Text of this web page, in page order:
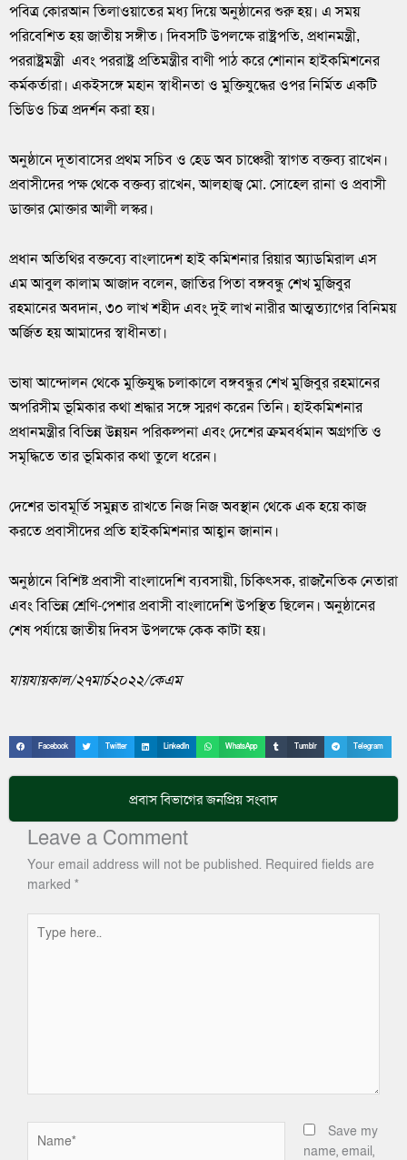
পবিত্র কোরআন তিলাওয়াতের মধ্য দিয়ে অনুষ্ঠানের শুরু হয়। এ সময়
পরিবেশিত হয় জাতীয় সঙ্গীত। দিবসটি উপলক্ষে রাষ্ট্রপতি, প্রধানমন্ত্রী,
পররাষ্ট্রমন্ত্রী এবং পররাষ্ট্র প্রতিমন্ত্রীর বাণী পাঠ করে শোনান হাইকমিশনের
কর্মকর্তারা। একইসঙ্গে মহান স্বাধীনতা ও মুক্তিযুদ্ধের ওপর নির্মিত একটি
ভিডিও চিত্র প্রদর্শন করা হয়।
অনুষ্ঠানে দূতাবাসের প্রথম সচিব ও হেড অব চাঞ্চেরী স্বাগত বক্তব্য রাখেন।
প্রবাসীদের পক্ষ থেকে বক্তব্য রাখেন, আলহাজ্ব মো. সোহেল রানা ও প্রবাসী
ডাক্তার মোক্তার আলী লস্কর।
প্রধান অতিথির বক্তব্যে বাংলাদেশ হাই কমিশনার রিয়ার অ্যাডমিরাল এস
এম আবুল কালাম আজাদ বলেন, জাতির পিতা বঙ্গবন্ধু শেখ মুজিবুর
রহমানের অবদান, ৩০ লাখ শহীদ এবং দুই লাখ নারীর আত্মত্যাগের বিনিময়
অর্জিত হয় আমাদের স্বাধীনতা।
ভাষা আন্দোলন থেকে মুক্তিযুদ্ধ চলাকালে বঙ্গবন্ধুর শেখ মুজিবুর রহমানের
অপরিসীম ভূমিকার কথা শ্রদ্ধার সঙ্গে স্মরণ করেন তিনি। হাইকমিশনার
প্রধানমন্ত্রীর বিভিন্ন উন্নয়ন পরিকল্পনা এবং দেশের ক্রমবর্ধমান অগ্রগতি ও
সমৃদ্ধিতে তার ভূমিকার কথা তুলে ধরেন।
দেশের ভাবমূর্তি সমুন্নত রাখতে নিজ নিজ অবস্থান থেকে এক হয়ে কাজ
করতে প্রবাসীদের প্রতি হাইকমিশনার আহ্বান জানান।
অনুষ্ঠানে বিশিষ্ট প্রবাসী বাংলাদেশি ব্যবসায়ী, চিকিৎসক, রাজনৈতিক নেতারা
এবং বিভিন্ন শ্রেণি-পেশার প্রবাসী বাংলাদেশি উপস্থিত ছিলেন। অনুষ্ঠানের
শেষ পর্যায়ে জাতীয় দিবস উপলক্ষে কেক কাটা হয়।
যায়যায়কাল/২৭মার্চ২০২২/কেএম
Facebook Twitter LinkedIn WhatsApp Tumblr Telegram
প্রবাসবিভাগের জনপ্রিয় সংবাদ
Leave a Comment
Your email address will not be published. Required fields are
marked *
here..
Save my
name, email,